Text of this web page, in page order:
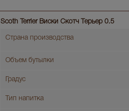
Scoth Terrier Виски Скотч Терьер 0.5
Страна производства
Объем бутылки
Градус
Тип напитка